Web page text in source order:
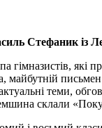
Стефаник із
які
майбутній
теми,
склали